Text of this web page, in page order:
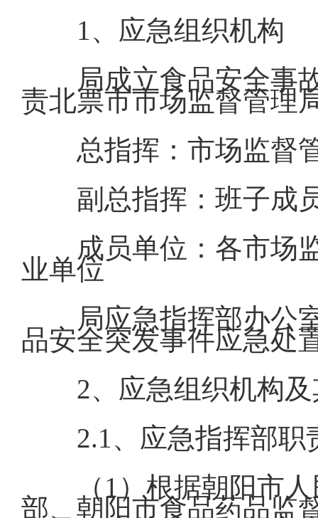
1、应急组织机构
局成立食品安全事
责北票市市场监督管理
总指挥：市场监督
副总指挥：班子成
成员单位：各市场
业单位
局应急指挥部办公
品安全突发事件应急处
2、应急组织机构
2.1、应急指挥部职
（1）根据朝阳市
部、朝阳市食品药品监